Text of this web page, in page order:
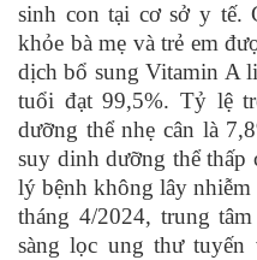
sinh con tại cơ sở y tế.
khỏe bà mẹ và trẻ em
dịch bổ sung Vitamin A
tuổi đạt 99,5%. Tỷ lệ
dưỡng thể nhẹ cân là
suy dinh dưỡng thể thấp
lý bệnh không lây
tháng 4/2024, trung
sàng lọc ung thư